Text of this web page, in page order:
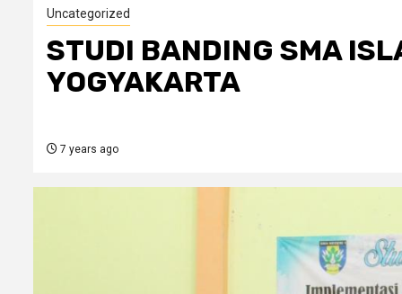
Uncategorized
STUDI BANDING SMA
YOGYAKARTA
7 years ago